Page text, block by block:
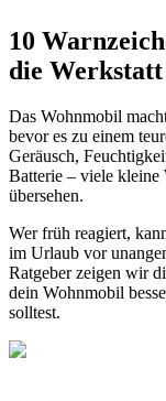
10
die Werkstatt
Das Wohnmobil
bevor es zu einem
Geräusch,
Batterie – viele kleine
übersehen.
Wer früh reagiert,
im Urlaub vor
Ratgeber zeigen wir
dein Wohnmobil
solltest.